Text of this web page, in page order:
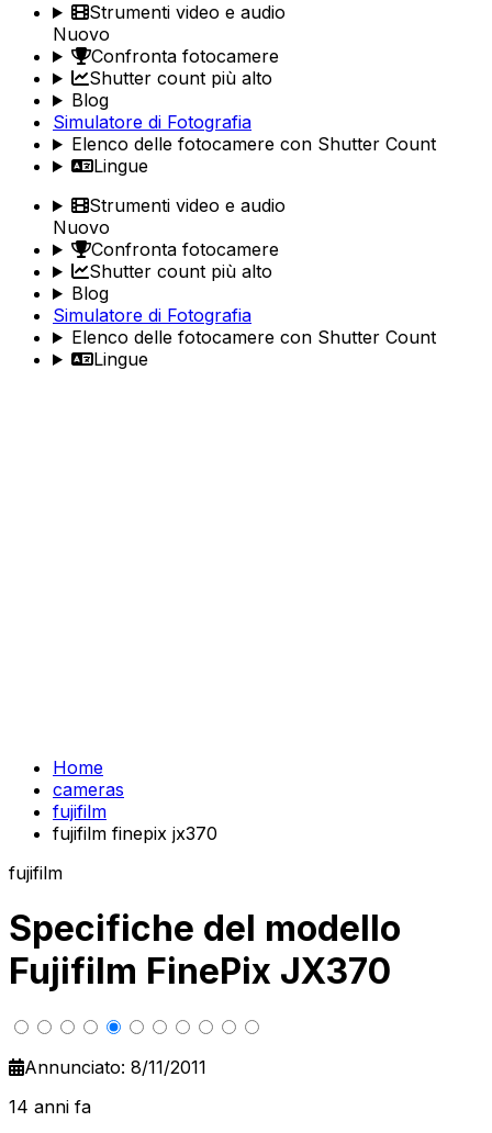
Strumenti video e audio
Nuovo
Confronta fotocamere
Shutter count più alto
Blog
Simulatore di Fotografia
Elenco delle fotocamere con Shutter Count
Lingue
Strumenti video e audio
Nuovo
Confronta fotocamere
Shutter count più alto
Blog
Simulatore di Fotografia
Elenco delle fotocamere con Shutter Count
Lingue
Home
cameras
fujifilm
fujifilm finepix jx370
fujifilm
Specifiche del modello
Fujifilm FinePix JX370
Annunciato: 8/11/2011
14 anni fa